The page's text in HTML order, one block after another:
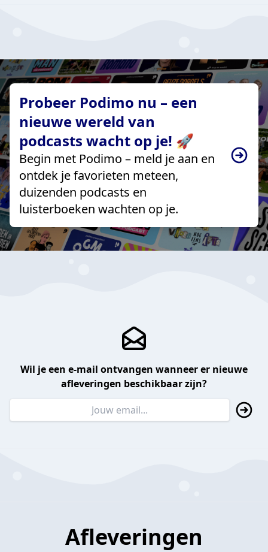
Probeer Podimo nu – een
nieuwe wereld van
podcasts wacht op je! 🚀
Begin met Podimo – meld je aan en
ontdek je favorieten meteen,
duizenden podcasts en
luisterboeken wachten op je.
Wil je een e-mail ontvangen wanneer er nieuwe
afleveringen beschikbaar zijn?
Afleveringen